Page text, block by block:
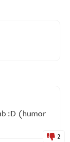
:D (humor
2